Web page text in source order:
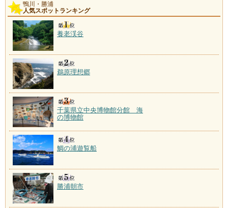
鴨川・勝浦
人気スポットランキング
養老渓谷
鵜原理想郷
千葉県立中央博物館分館 海
の博物館
鯛の浦遊覧船
勝浦朝市